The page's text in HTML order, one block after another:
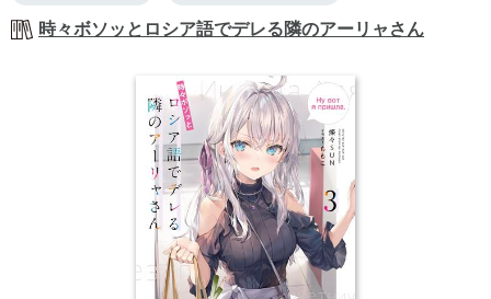
時々ボソッとロシア語でデレる隣のアーリャさん